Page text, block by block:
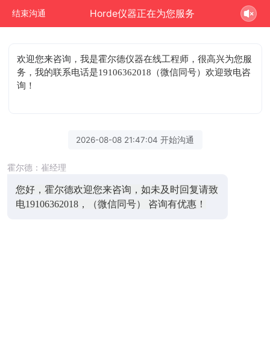
结束沟通 Horde仪器正在为您服务
欢迎您来咨询 ，我是霍尔德仪器在线工程师，很高兴为您服
务，我的联系电话是19106362018（微信同号）欢迎致电咨
询！
2026-08-08 21:47:04 开始沟通
霍尔德：崔经理
您好，霍尔德欢迎您来咨询，如未及时回复请致
电19106362018，（微信同号） 咨询有优惠！